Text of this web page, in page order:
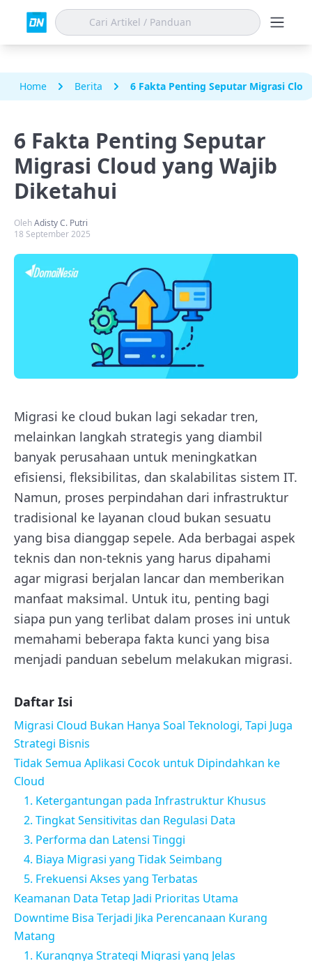
Home Berita 6 Fakta Penting Seputar Migrasi
6 Fakta Penting Seputar
Migrasi Cloud yang Wajib
Diketahui
OlehAdisty C. Putri
18 September 2025
Migrasi ke cloud bukan lagi sekadar tren,
melainkan langkah strategis yang diambil
banyak perusahaan untuk meningkatkan
efisiensi, fleksibilitas, dan skalabilitas sistem IT.
Namun, proses perpindahan dari infrastruktur
tradisional ke layanan cloud bukan sesuatu
yang bisa dianggap sepele. Ada berbagai aspek
teknis dan non-teknis yang harus dipahami
agar migrasi berjalan lancar dan memberikan
manfaat maksimal. Untuk itu, penting bagi
siapa pun yang terlibat dalam proses ini untuk
memahami beberapa fakta kunci yang bisa
menjadi panduan sebelum melakukan migrasi.
Daftar Isi
Migrasi Cloud Bukan Hanya Soal Teknologi, Tapi Juga
Strategi Bisnis
Tidak Semua Aplikasi Cocok untuk Dipindahkan ke
Cloud
1. Ketergantungan pada Infrastruktur Khusus
2. Tingkat Sensitivitas dan Regulasi Data
3. Performa dan Latensi Tinggi
4. Biaya Migrasi yang Tidak Seimbang
5. Frekuensi Akses yang Terbatas
Keamanan Data Tetap Jadi Prioritas Utama
Downtime Bisa Terjadi Jika Perencanaan Kurang
Matang
1. Kurangnya Strategi Migrasi yang Jelas